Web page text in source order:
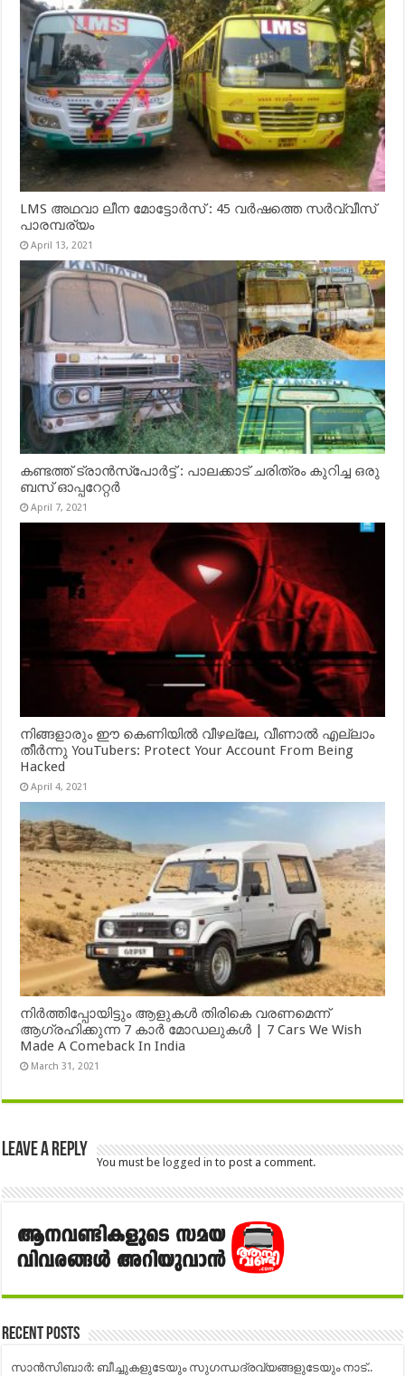
LMS അഥവാ ലീന മോട്ടോർസ് : 45 വർഷത്തെ സർവ്വീസ്
പാരമ്പര്യം
April 13, 2021
കണ്ടത്ത് ട്രാൻസ്‌പോർട്ട് : പാലക്കാട് ചരിത്രം കുറിച്ച ഒരു
ബസ് ഓപ്പറേറ്റർ
April 7, 2021
നിങ്ങളാരും ഈ കെണിയിൽ വീഴല്ലേ, വീണാൽ എല്ലാം
തീർന്നു YouTubers: Protect Your Account From Being
Hacked
April 4, 2021
നിർത്തിപ്പോയിട്ടും ആളുകൾ തിരികെ വരണമെന്ന്
ആഗ്രഹിക്കുന്ന 7 കാർ മോഡലുകൾ | 7 Cars We Wish
Made A Comeback In India
March 31, 2021
Leave a Reply
You must be logged in to post a comment.
Recent Posts
സാന്‍സിബാര്‍: ബീച്ചുകളുടേയും സുഗന്ധദ്രവ്യങ്ങളുടേയും നാട്..